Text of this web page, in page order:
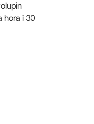
hora i 30